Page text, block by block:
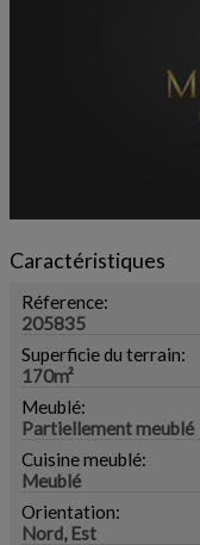
Caractéristiques
Réference:
205835
Superficie du terrain:
170m²
Meublé:
Partiellement meublé
Cuisine meublé:
Meublé
Orientation:
Nord, Est